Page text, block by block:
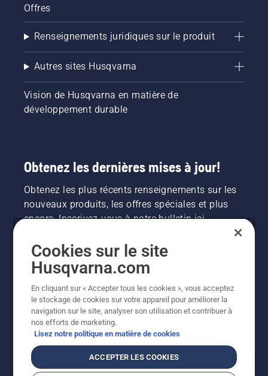
Offres
Renseignements juridiques sur le produit
Autres sites Husqvarna
Vision de Husqvarna en matière de
développement durable
Obtenez les dernières mises à jour!
Obtenez les plus récents renseignements sur les
nouveaux produits, les offres spéciales et plus
encore. Inscrivez-vous à notre bulletin ici.
INSCRIPTION À LA NEWSLETTER
Cookies sur le site
Husqvarna.com
En cliquant sur « Accepter tous les cookies », vous acceptez
le stockage de cookies sur votre appareil pour améliorer la
navigation sur le site, analyser son utilisation et contribuer à
nos efforts de marketing.
Lisez notre politique en matière de cookies
ACCEPTER LES COOKIES